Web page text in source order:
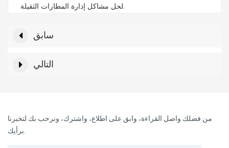
لحل مشاكل إدارة المطارات الثقيلة.
سابق
التالي
من فضلك واصل القراءة، وابق على اطلاع، واشترك، ونرحب بك لتخبرنا
برأيك.